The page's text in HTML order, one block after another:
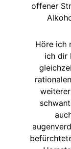
offener
Höre ich
ich dir